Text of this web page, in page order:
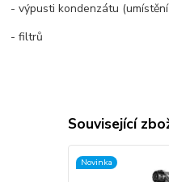
- výpusti kondenzátu
- filtrů
Související
Novinka